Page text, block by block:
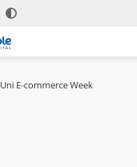
Uni E-commerce Week